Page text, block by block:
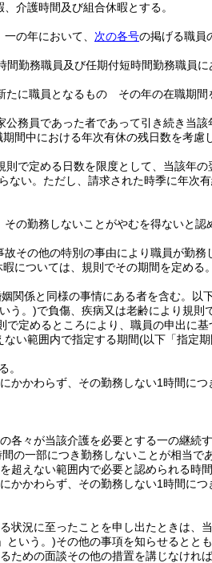
介護時間及び組合休暇とする。
の年において、 次の各号の掲げる職員
間勤務職員及び任期付短時間勤務職員
たに職員となるもの その年の在職期
公務員であった者であって引き続き当
間中における年次有休の残日数を考慮
則で定める日数を限度として、当該年の
ない。 ただし、請求された時季に年次
の勤務しないことがやむを得ないと認
その他の特別の事由により職員が勤
については、規則でその期間を定める。
関係と同様の事情にある者を含む。以
う。)で負傷、疾病又は老齢により規則
で定めるところにより、職員の申出に
い範囲内で指定する期間(以下「指定
。
かかわらず、その勤務しない1時間につ
各々が当該介護を必要とする一の継続
の一部につき勤務しないことが相当で
超えない範囲内で必要と認められる時間
かかわらず、その勤務しない1時間につ
状況に至ったことを申し出たときは、
という。)その他の事項を知らせるとと
ための面談その他の措置を講じなければ